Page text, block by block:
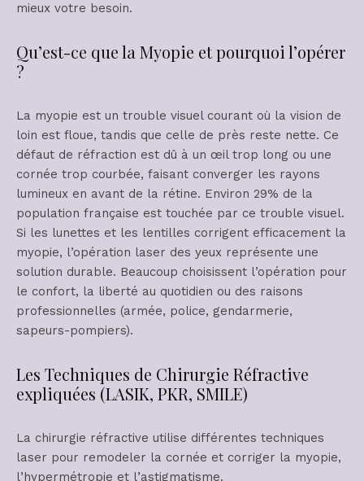
mieux votre besoin.
Qu’est-ce que la Myopie et pourquoi l’opérer
?
La myopie est un trouble visuel courant où la vision de
loin est floue, tandis que celle de près reste nette. Ce
défaut de réfraction est dû à un œil trop long ou une
cornée trop courbée, faisant converger les rayons
lumineux en avant de la rétine. Environ 29% de la
population française est touchée par ce trouble visuel.
Si les lunettes et les lentilles corrigent efficacement la
myopie, l’opération laser des yeux représente une
solution durable. Beaucoup choisissent l’opération pour
le confort, la liberté au quotidien ou des raisons
professionnelles (armée, police, gendarmerie,
sapeurs-pompiers).
Les Techniques de Chirurgie Réfractive
expliquées (LASIK, PKR, SMILE)
La chirurgie réfractive utilise différentes techniques
laser pour remodeler la cornée et corriger la myopie,
l’hypermétropie et l’astigmatisme.